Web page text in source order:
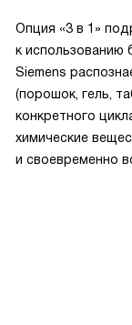
Опция «3 в 1»
к использованию
Siemens
(порошок, гель,
конкретного
химические
и своевременно